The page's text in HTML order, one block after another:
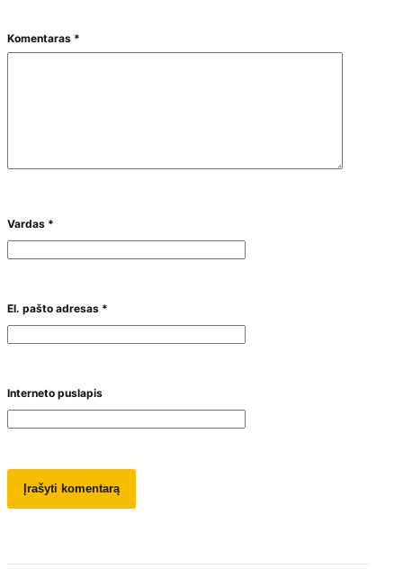
Komentaras *
Vardas *
El. pašto adresas *
Interneto puslapis